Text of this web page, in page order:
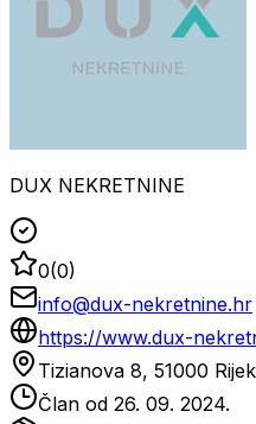
DUX NEKRETNINE
0(0)
info@dux-nekretnine.hr
https://www.dux-
Tizianova 8, 51000
Član od 26. 09. 2024.